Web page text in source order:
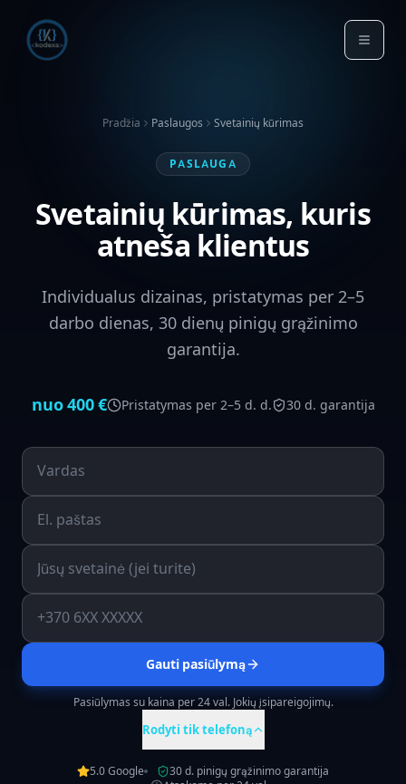
Pradžia Paslaugos Svetainių kūrimas
PASLAUGA
Svetainių kūrimas, kuris
atneša klientus
Individualus dizainas, pristatymas per 2–5
darbo dienas, 30 dienų pinigų grąžinimo
garantija.
nuo400€ Pristatymas per 2–5 d. d. 30 d. garantija
Gauti pasiūlymą
Pasiūlymas su kaina per 24 val. Jokių įsipareigojimų.
Rodyti tik telefoną
5.0 Google
30 d. pinigų grąžinimo garantija